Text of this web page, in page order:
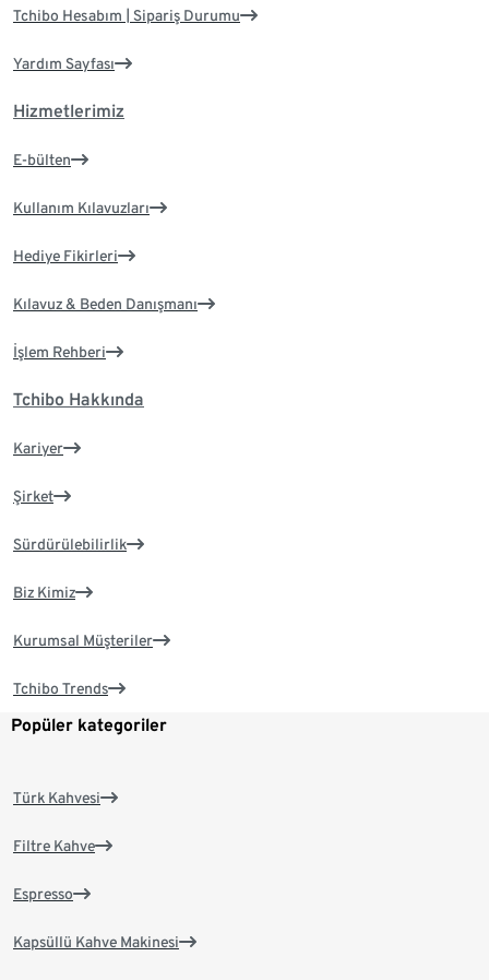
Tchibo Hesabım | Sipariş Durumu
Yardım Sayfası
Hizmetlerimiz
E-bülten
Kullanım Kılavuzları
Hediye Fikirleri
Kılavuz & Beden Danışmanı
İşlem Rehberi
Tchibo Hakkında
Kariyer
Şirket
Sürdürülebilirlik
Biz Kimiz
Kurumsal Müşteriler
Tchibo Trends
Popüler kategoriler
Türk Kahvesi
Filtre Kahve
Espresso
Kapsüllü Kahve Makinesi